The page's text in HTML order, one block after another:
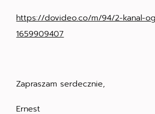
https://dovideo.co/m/94/2-kanal-
1659909407
Zapraszam serdecznie,
Ernest